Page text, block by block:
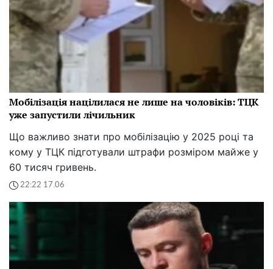
Мобілізація націлилася не лише на чоловіків: ТЦК
уже запустили лічильник
Що важливо знати про мобілізацію у 2025 році та
кому у ТЦК підготували штрафи розміром майже у
60 тисяч гривень.
22:22 17.06